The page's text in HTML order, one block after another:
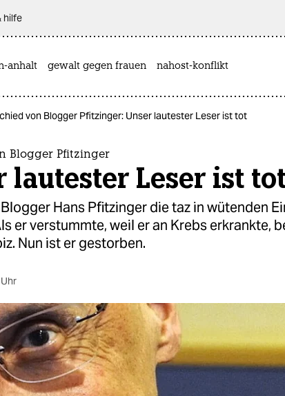
hilfe
anhalt gewalt gegen frauen nahost-konflikt
von Blogger Pfitzinger: Unser lautester Leser ist tot
Blogger Pfitzinger
lautester Leser ist
Hans Pfitzinger die taz in wütenden
er verstummte, weil er an Krebs erkrankte,
Nun ist er gestorben.